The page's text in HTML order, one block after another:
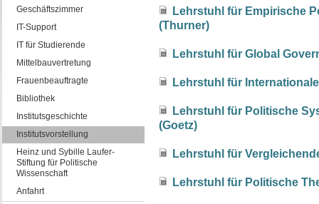
Geschäftszimmer
IT-Support
IT für Studierende
Mittelbauvertretung
Frauenbeauftragte
Bibliothek
Institutsgeschichte
Institutsvorstellung
Heinz und Sybille Laufer-
Stiftung für Politische
Wissenschaft
Anfahrt
Lehrstuhl für Empirische
(Thurner)
Lehrstuhl für Global
Lehrstuhl für
Lehrstuhl für Politische
(Goetz)
Lehrstuhl für
Lehrstuhl für Politische